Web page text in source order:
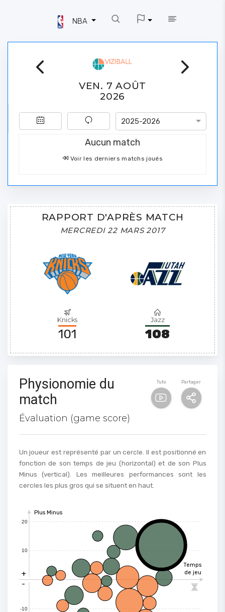
NBA
VEN. 7 AOÛT
2026
2025-2026
Aucun match
Voir les derniers matchs joués
RAPPORT D'APRÈS MATCH
MERCREDI 22 MARS 2017
Knicks
101
Jazz
108
Partager
Tuto
Physionomie du
match
Évaluation (game score)
Un joueur est représenté par un cercle. Il est positionné en
fonction de son temps de jeu (horizontal) et de son Plus
Minus (vertical). Les meilleures performances sont les
cercles les plus gros qui se situent en haut.
-10
10
20
+
Plus Minus
-
Temps
de jeu
